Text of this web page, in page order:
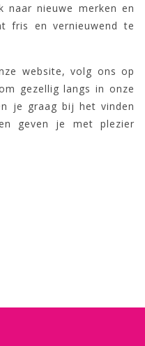
nieuwe merken en
fris en vernieuwend te
website, volg ons op
gezellig langs in onze
je graag bij het vinden
geven je met plezier